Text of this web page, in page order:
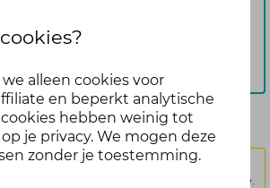
meer posten bij deze discussie.
alleen cookies voor
en beperkt analytische
hebben weinig tot
je privacy. We mogen deze
zonder je toestemming.